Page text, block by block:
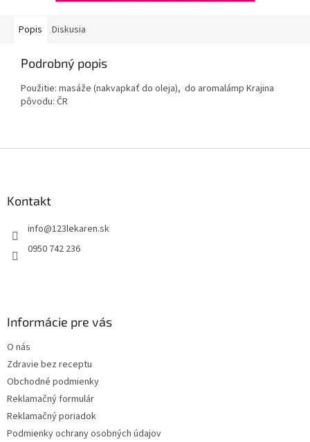
Popis Diskusia
Podrobný popis
Použitie: masáže (nakvapkať do oleja), do aromalámp Krajina
pôvodu: ČR
Kontakt
info@123lekaren.sk
0950 742 236
Informácie pre vás
O nás
Zdravie bez receptu
Obchodné podmienky
Reklamačný formulár
Reklamačný poriadok
Podmienky ochrany osobných údajov